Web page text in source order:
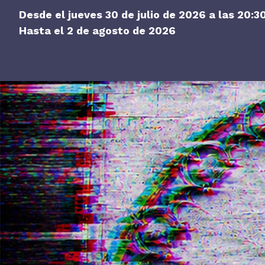
Desde el jueves 30 de julio de 2026 a las
Hasta el 2 de agosto de 2026